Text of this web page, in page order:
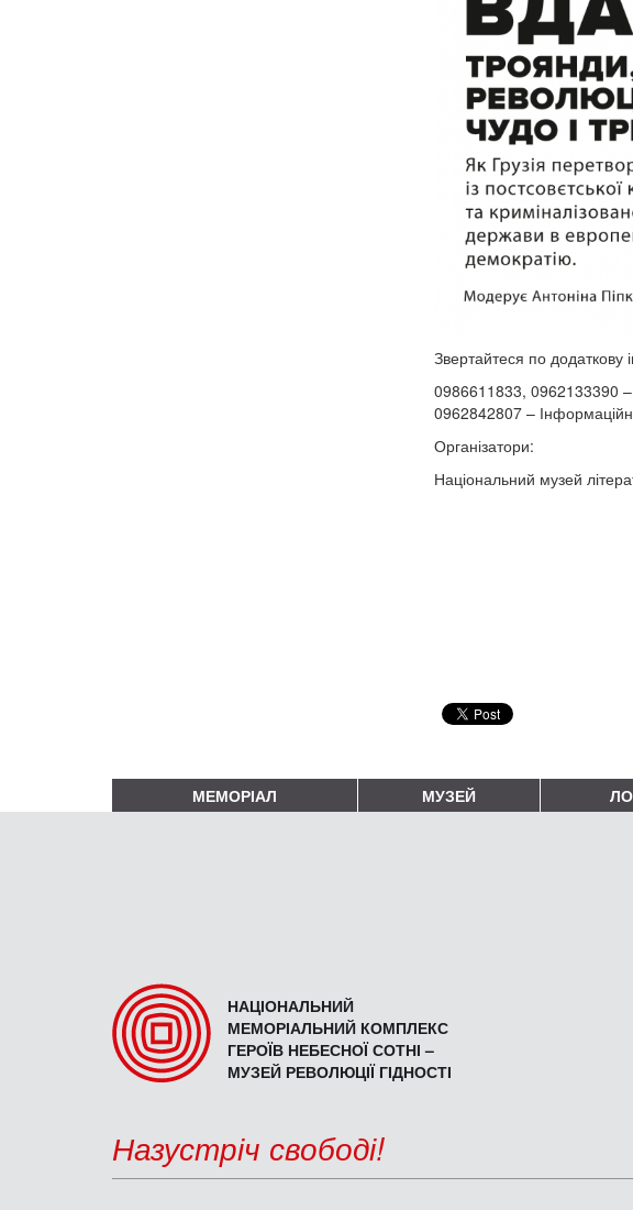
Звертайтеся по
0986611833, 0962133390 –
0962842807 –
Організатори:
Національний музей
МЕМОРІАЛ МУЗЕЙ
НАЦІОНАЛЬНИЙ
МЕМОРІАЛЬНИЙ КОМПЛЕКС
ГЕРОЇВ НЕБЕСНОЇ СОТНІ –
МУЗЕЙ РЕВОЛЮЦІЇ ГІДНОСТІ
Назустріч свободі!